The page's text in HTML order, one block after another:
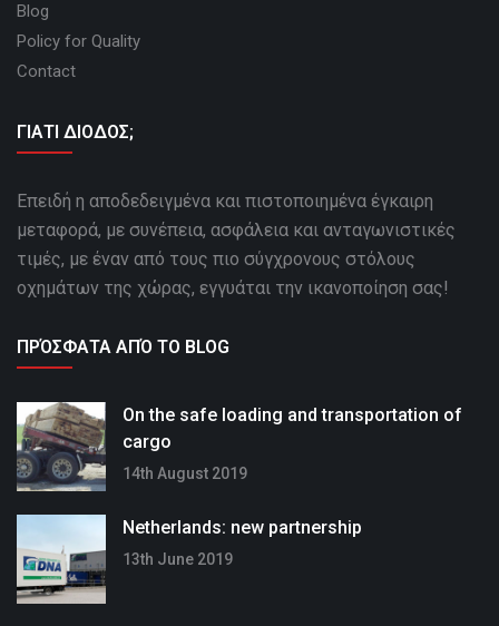
Blog
Policy for Quality
Contact
ΓΙΑΤΙ ΔΙΟΔΟΣ;
Επειδή η αποδεδειγμένα και πιστοποιημένα έγκαιρη
μεταφορά, με συνέπεια, ασφάλεια και ανταγωνιστικές
τιμές, με έναν από τους πιο σύγχρονους στόλους
οχημάτων της χώρας, εγγυάται την ικανοποίηση σας!
ΠΡΌΣΦΑΤΑ ΑΠΌ ΤΟ BLOG
On the safe loading and transportation of
cargo
14th August 2019
Netherlands: new partnership
13th June 2019